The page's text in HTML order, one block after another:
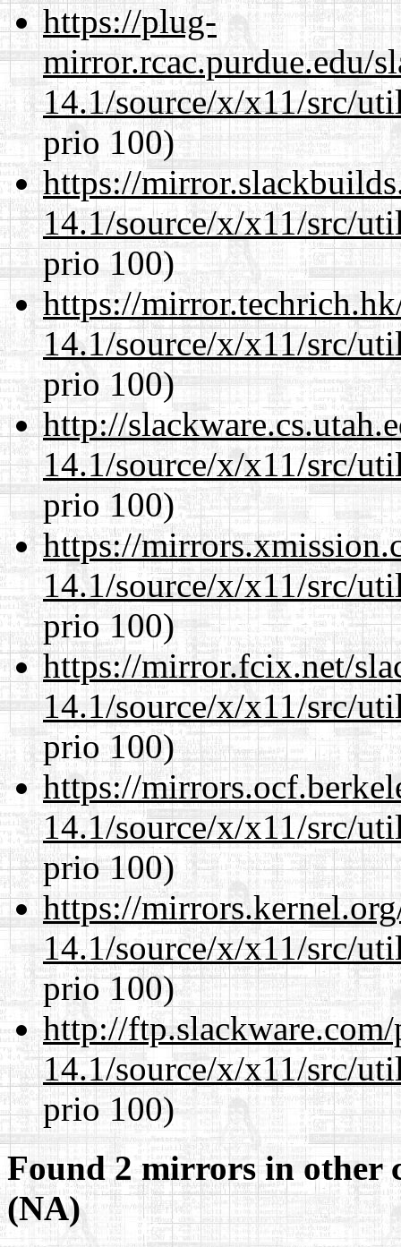
https://plug-
mirror.rcac.purdue.edu/
14.1/source/x/x11/src/
prio 100)
https://
14.1/source/x/x11/src/
prio 100)
https://
14.1/source/x/x11/src/
prio 100)
http://
14.1/source/x/x11/src/
prio 100)
https://
14.1/source/x/x11/src/
prio 100)
https://mirror.fcix.net/
14.1/source/x/x11/src/
prio 100)
https://
14.1/source/x/x11/src/
prio 100)
https://
14.1/source/x/x11/src/
prio 100)
http://
14.1/source/x/x11/src/
prio 100)
Found 2 mirrors in other
(NA)